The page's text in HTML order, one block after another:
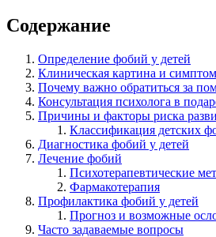
Содержание
Определение фобий у детей
Клиническая картина и
Почему важно обратиться за
Консультация психолога в
Причины и факторы риска
Классификация детских
Диагностика фобий у детей
Лечение фобий
Психотерапевтические
Фармакотерапия
Профилактика фобий у детей
Прогноз и возможные
Часто задаваемые вопросы